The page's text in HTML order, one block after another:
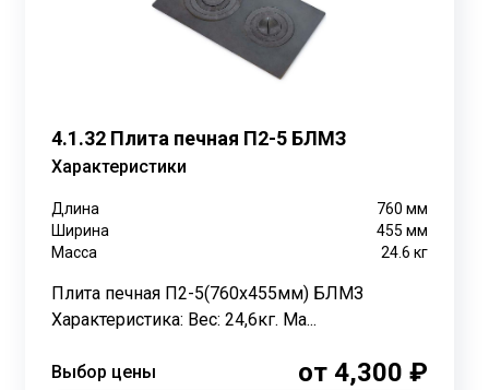
высокой огнеупорностью и прочностью. Наличие
на поверхности плотного слоя ржавчины,
такими преимуществами, как простота монтажа
Следует учитывать, что минимальное
деформироваться. Соблюдение этих
4.1.32 Плита печная П2-5 БЛМЗ
Характеристики
Длина 760 мм
Ширина
455 мм
Масса
24.6 кг
Плита печная П2-5(760х455мм) БЛМЗ
Характеристика: Вес: 24,6кг. Ма...
Выбор цены от 4,300 ₽